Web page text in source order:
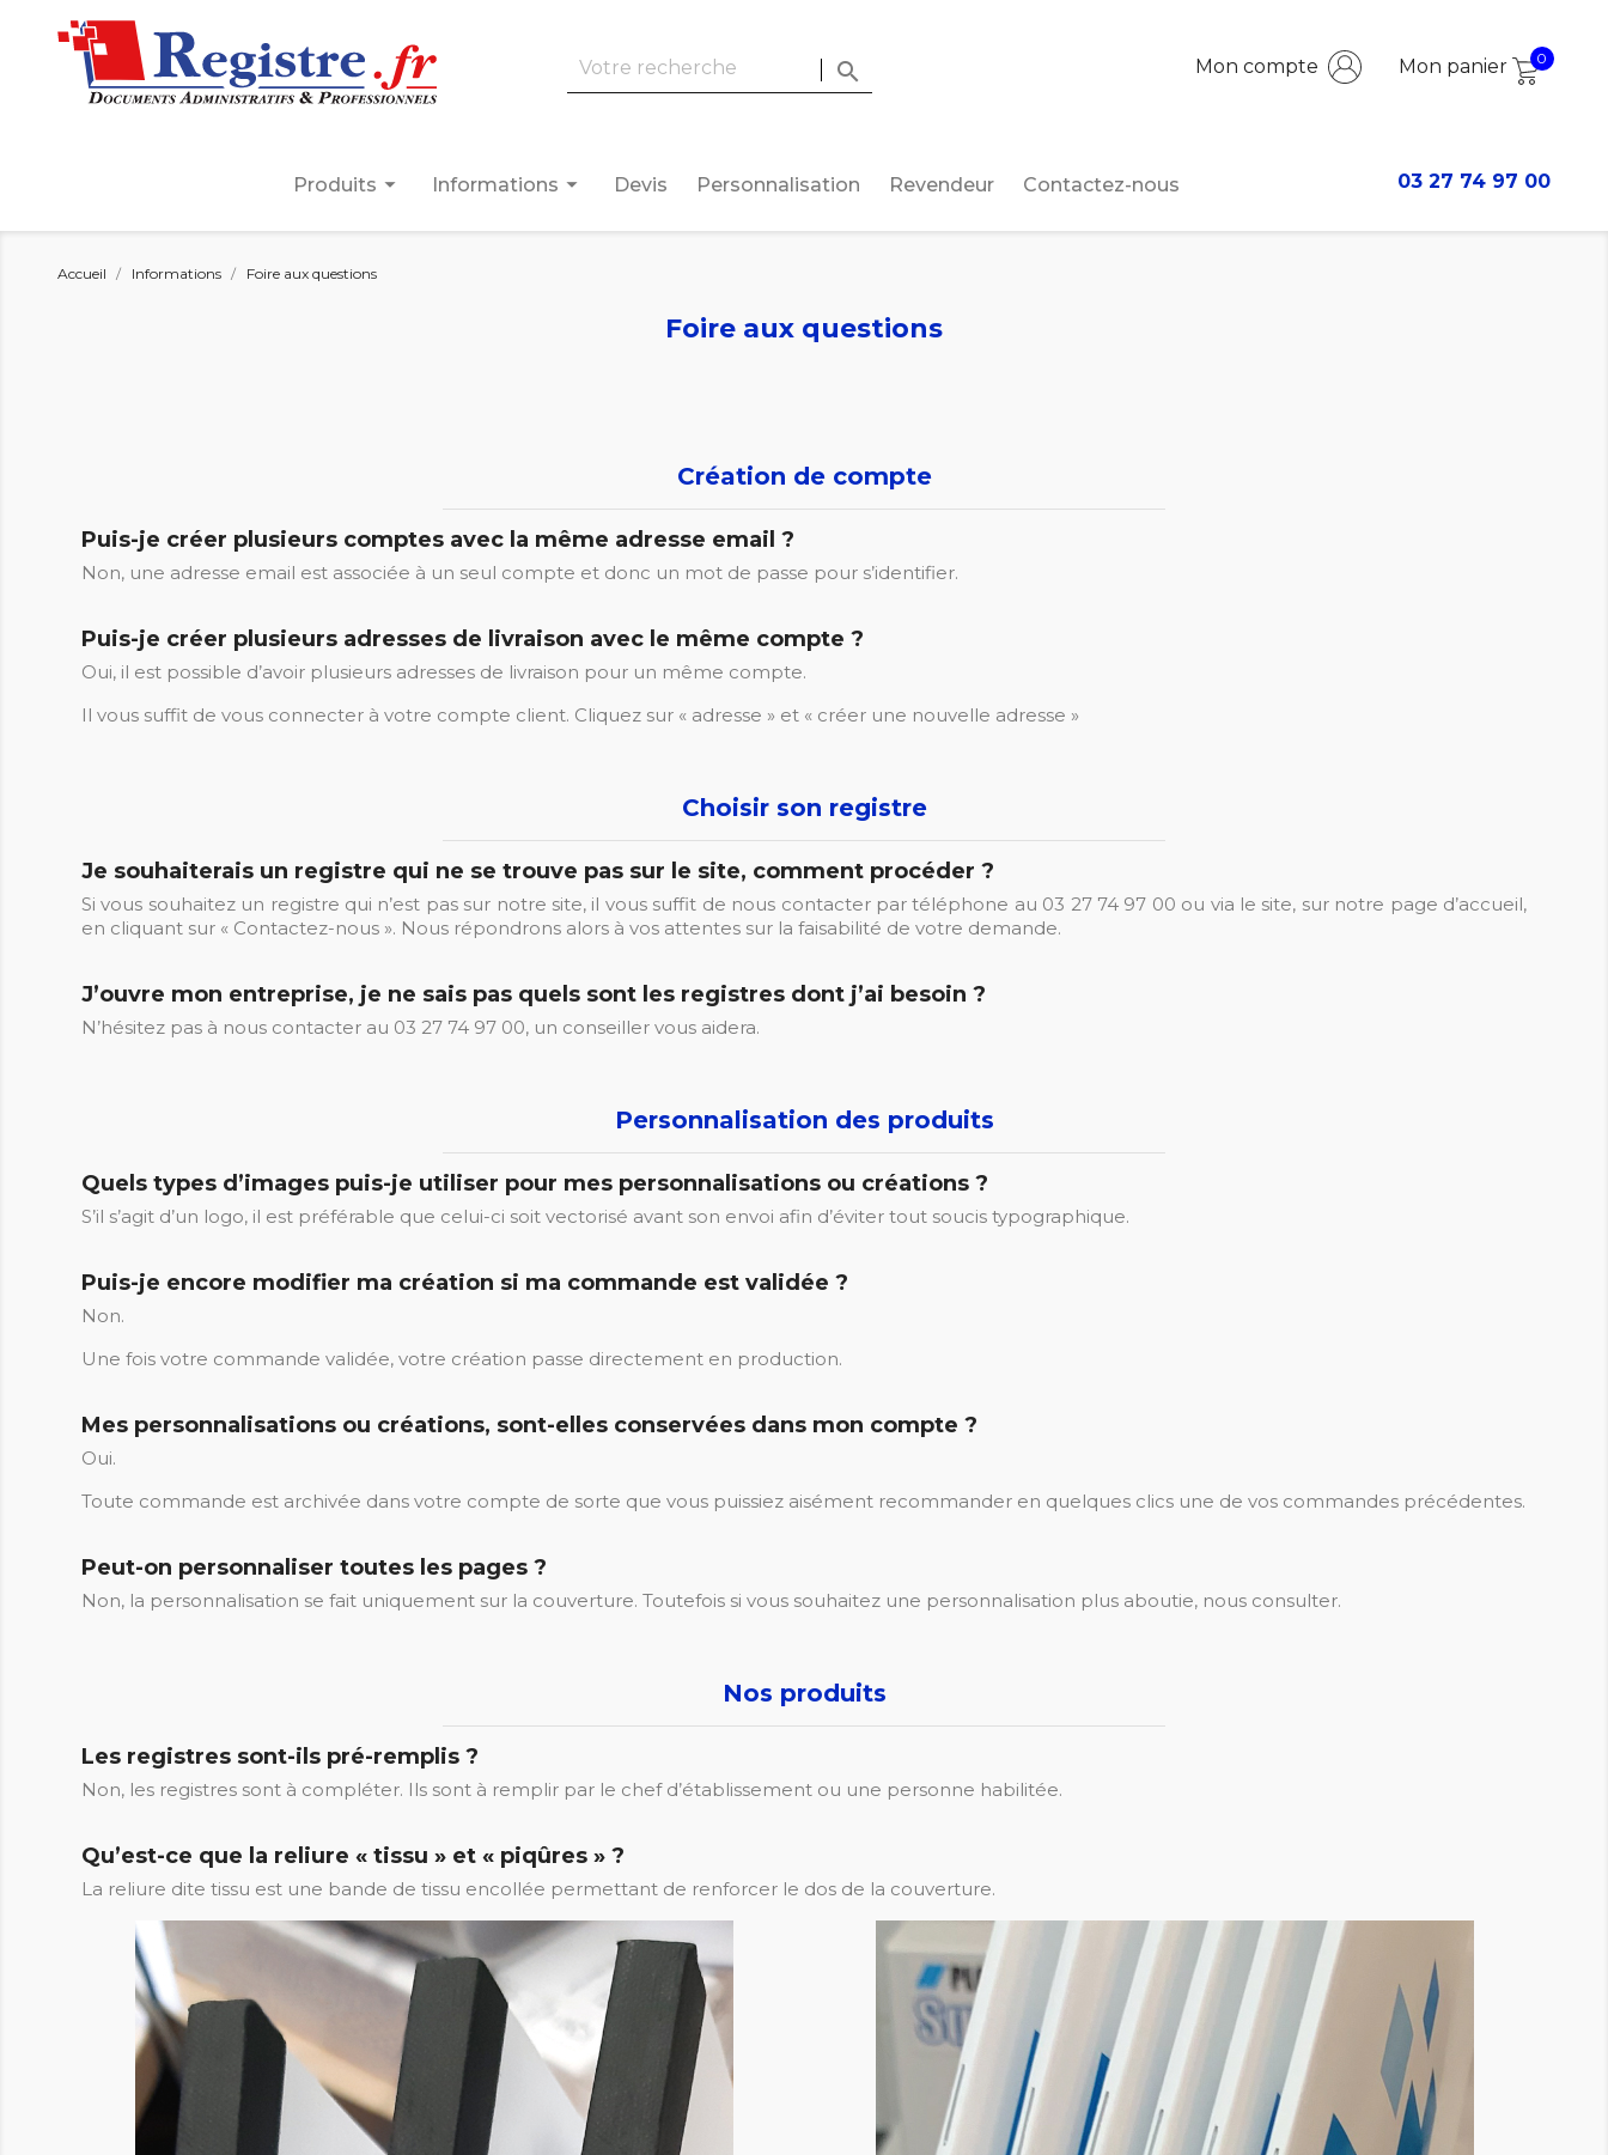
 Mon compte Mon panier 0
arrow_drop_down
Produits arrow_drop_down
Informations Devis Personnalisation Revendeur Contactez-nous 03 27 74 97 00
Accueil Informations Foire aux questions
Foire aux questions
Création de compte
Puis-je créer plusieurs comptes avec la même adresse email ?
Non, une adresse email est associée à un seul compte et donc un mot de passe pour s’identifier.
Puis-je créer plusieurs adresses de livraison avec le même compte ?
Oui, il est possible d’avoir plusieurs adresses de livraison pour un même compte.
Il vous suffit de vous connecter à votre compte client. Cliquez sur « adresse » et « créer une nouvelle adresse »
Choisir son registre
Je souhaiterais un registre qui ne se trouve pas sur le site, comment procéder ?
Si vous souhaitez un registre qui n’est pas sur notre site, il vous suffit de nous contacter par téléphone au 03 27 74 97 00 ou via le site, sur notre page d’accueil,
en cliquant sur « Contactez-nous ». Nous répondrons alors à vos attentes sur la faisabilité de votre demande.
J’ouvre mon entreprise, je ne sais pas quels sont les registres dont j’ai besoin ?
N’hésitez pas à nous contacter au 03 27 74 97 00, un conseiller vous aidera.
Personnalisation des produits
Quels types d’images puis-je utiliser pour mes personnalisations ou créations ?
S’il s’agit d’un logo, il est préférable que celui-ci soit vectorisé avant son envoi afin d’éviter tout soucis typographique.
Puis-je encore modifier ma création si ma commande est validée ?
Non.
Une fois votre commande validée, votre création passe directement en production.
Mes personnalisations ou créations, sont-elles conservées dans mon compte ?
Oui.
Toute commande est archivée dans votre compte de sorte que vous puissiez aisément recommander en quelques clics une de vos commandes précédentes.
Peut-on personnaliser toutes les pages ?
Non, la personnalisation se fait uniquement sur la couverture. Toutefois si vous souhaitez une personnalisation plus aboutie, nous consulter.
Nos produits
Les registres sont-ils pré-remplis ?
Non, les registres sont à compléter. Ils sont à remplir par le chef d’établissement ou une personne habilitée.
Qu’est-ce que la reliure « tissu » et « piqûres » ?
La reliure dite tissu est une bande de tissu encollée permettant de renforcer le dos de la couverture.